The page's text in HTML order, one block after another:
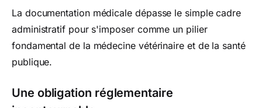
La documentation médicale dépasse le simple cadre
administratif pour s'imposer comme un pilier
fondamental de la médecine vétérinaire et de la santé
publique.
Une obligation réglementaire